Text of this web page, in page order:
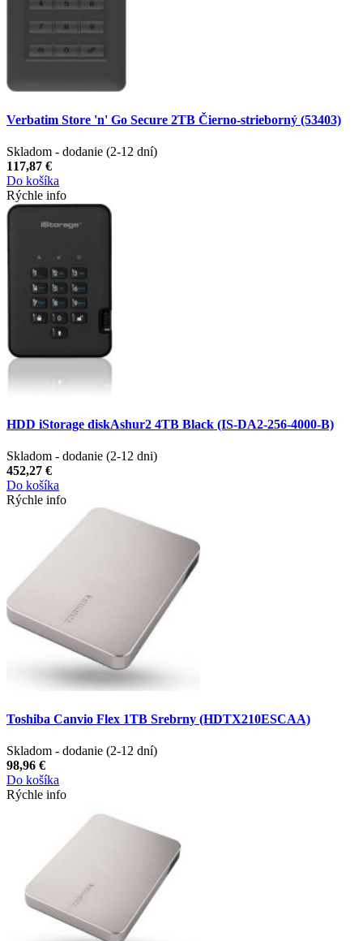
Verbatim Store 'n' Go Secure 2TB Čierno-strieborný (53403)
Skladom - dodanie (2-12 dní)
117,87 €
Do košíka
Rýchle info
HDD iStorage diskAshur2 4TB Black (IS-DA2-256-4000-B)
Skladom - dodanie (2-12 dni)
452,27 €
Do košíka
Rýchle info
Toshiba Canvio Flex 1TB Srebrny (HDTX210ESCAA)
Skladom - dodanie (2-12 dní)
98,96 €
Do košíka
Rýchle info